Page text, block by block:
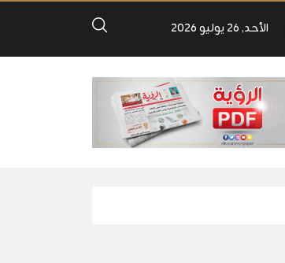
الأحد, 26 يوليو 2026